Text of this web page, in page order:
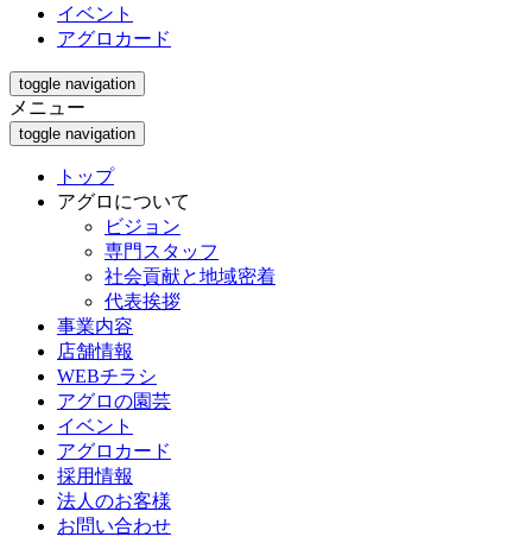
イベント
アグロカード
toggle navigation
メニュー
toggle navigation
トップ
アグロについて
ビジョン
専門スタッフ
社会貢献と地域密着
代表挨拶
事業内容
店舗情報
WEBチラシ
アグロの園芸
イベント
アグロカード
採用情報
法人のお客様
お問い合わせ